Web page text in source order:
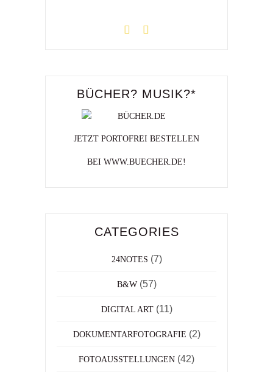
BÜCHER? MUSIK?*
JETZT PORTOFREI BESTELLEN
BEI WWW.BUECHER.DE!
CATEGORIES
24NOTES (7)
B&W(57)
DIGITAL ART(11)
DOKUMENTARFOTOGRAFIE (2)
FOTOAUSSTELLUNGEN (42)